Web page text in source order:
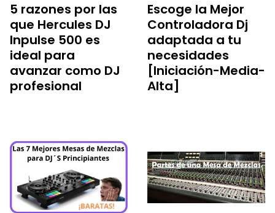
5 razones por las
que Hercules DJ
Inpulse 500 es
ideal para
avanzar como DJ
profesional
Escoge la Mejor
Controladora Dj
adaptada a tu
necesidades
[Iniciación-Media-
Alta]